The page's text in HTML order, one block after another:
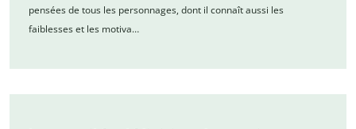
pensées de tous les personnages, dont il connaît aussi les
faiblesses et les motiva…